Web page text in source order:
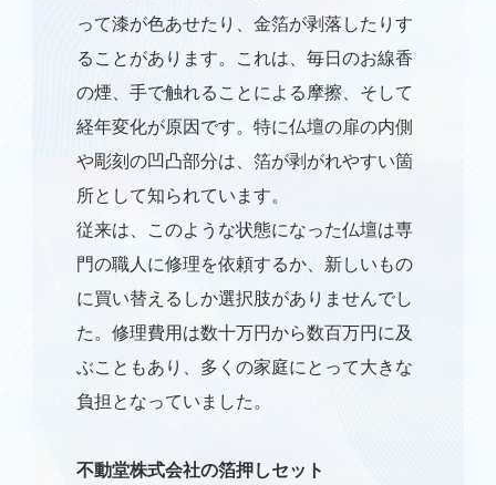
って漆が色あせたり、金箔が剥落したりす
ることがあります。これは、毎日のお線香
の煙、手で触れることによる摩擦、そして
経年変化が原因です。特に仏壇の扉の内側
や彫刻の凹凸部分は、箔が剥がれやすい箇
所として知られています。
従来は、このような状態になった仏壇は専
門の職人に修理を依頼するか、新しいもの
に買い替えるしか選択肢がありませんでし
た。修理費用は数十万円から数百万円に及
ぶこともあり、多くの家庭にとって大きな
負担となっていました。
不動堂株式会社の箔押しセット